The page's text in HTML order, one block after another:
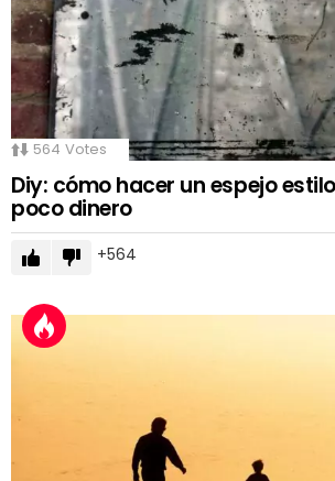
564 Votes
Diy: cómo hacer un espejo
poco dinero
564